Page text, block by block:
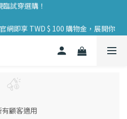
涼拖鞋 於全臺 33 個實體據點展售，
臨試穿選購！
續旅程 🌱
拖鞋 於全臺 33 個實體據點展售，
有顧客適用